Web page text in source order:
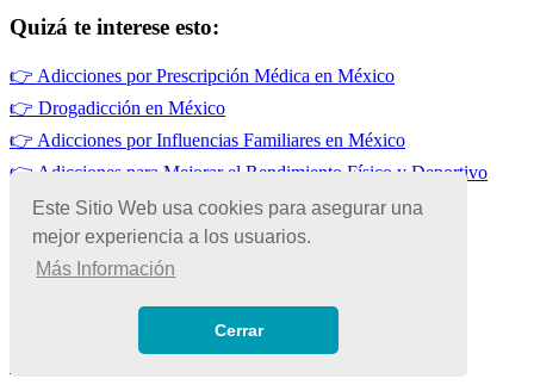
Este Sitio Web usa cookies para asegurar una
mejor experiencia a los usuarios.
Más Información
Cerrar
Quizá te interese esto:
👉 Adicciones por Prescripción Médica en México
👉 Drogadicción en México
👉 Adicciones por Influencias Familiares en México
👉 Adicciones para Mejorar el Rendimiento Físico y Deportivo
👉Adicciones en México
👉Tabaquismo en México
© Copyright 2026 | Todos los Derechos Reservados